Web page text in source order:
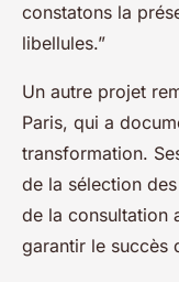
constatons la
libellules.”
Un autre projet
Paris, qui a
transformation.
de la sélection des
de la consultation
garantir le succès